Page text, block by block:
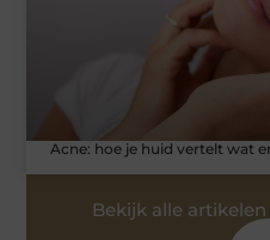
Acne: hoe je huid vertelt wat
Bekijk alle